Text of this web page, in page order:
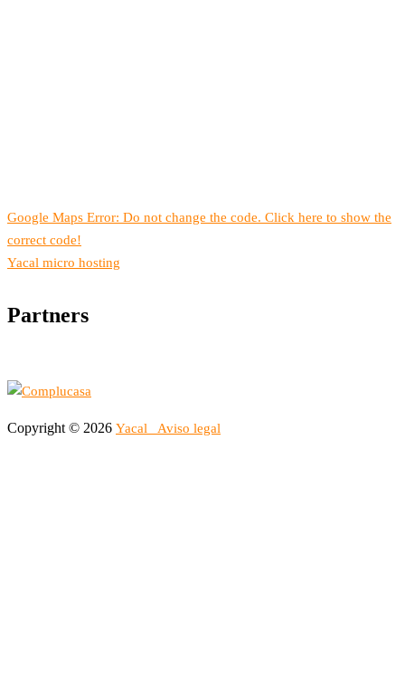
Google Maps Error: Do not change the code. Click here to show the
correct code!
Yacal micro hosting
Partners
Copyright © 2026 Yacal Aviso legal